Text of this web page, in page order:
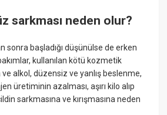
sarkması neden olur?
sonra başladığı düşünülse de erken
kullanılan kötü kozmetik
alkol, düzensiz ve yanlış beslenme,
üretiminin azalması, aşırı kilo alıp
sarkmasına ve kırışmasına neden